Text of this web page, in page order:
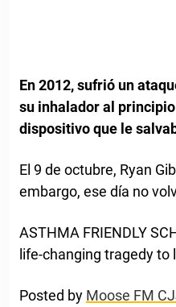
En 2012, sufrió un
su inhalador al
dispositivo que le
El 9 de octubre, Ryan
embargo, ese día no
ASTHMA FRIENDLY
life-changing tragedy
Posted by Moose FM